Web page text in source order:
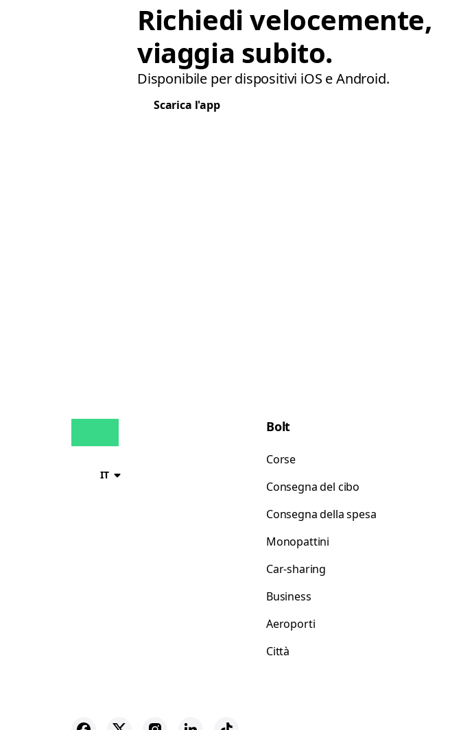
Richiedi velocemente,
viaggia subito.
Disponibile per dispositivi iOS e Android.
Scarica l'app
IT
Bolt
Corse
Consegna del cibo
Consegna della spesa
Monopattini
Car-sharing
Business
Aeroporti
Città